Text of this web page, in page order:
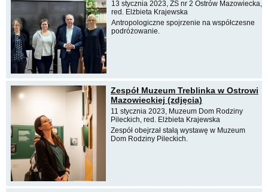
13 stycznia 2023, ZS nr 2 Ostrów Mazowiecka,
red. Elżbieta Krajewska
Antropologiczne spojrzenie na współczesne
podróżowanie.
Zespół Muzeum Treblinka w Ostrowi
Mazowieckiej (zdjęcia)
11 stycznia 2023, Muzeum Dom Rodziny
Pileckich, red. Elżbieta Krajewska
Zespół obejrzał stałą wystawę w Muzeum
Dom Rodziny Pileckich.